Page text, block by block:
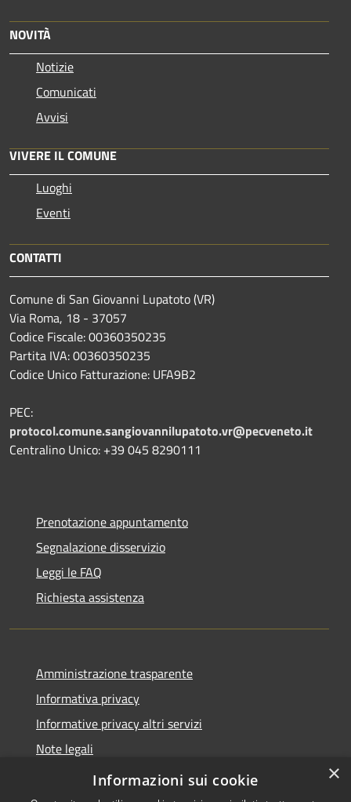
NOVITÀ
Notizie
Comunicati
Avvisi
VIVERE IL COMUNE
Luoghi
Eventi
CONTATTI
Comune di San Giovanni Lupatoto (VR)
Via Roma, 18 - 37057
Codice Fiscale: 00360350235
Partita IVA: 00360350235
Codice Unico Fatturazione: UFA9B2
PEC:
protocol.comune.sangiovannilupatoto.vr@pecveneto.it
Centralino Unico: +39 045 8290111
Prenotazione appuntamento
Segnalazione disservizio
Leggi le FAQ
Richiesta assistenza
Amministrazione trasparente
Informativa privacy
Informative privacy altri servizi
Note legali
Dichiarazione di accessibilità
×
Informazioni sui cookie